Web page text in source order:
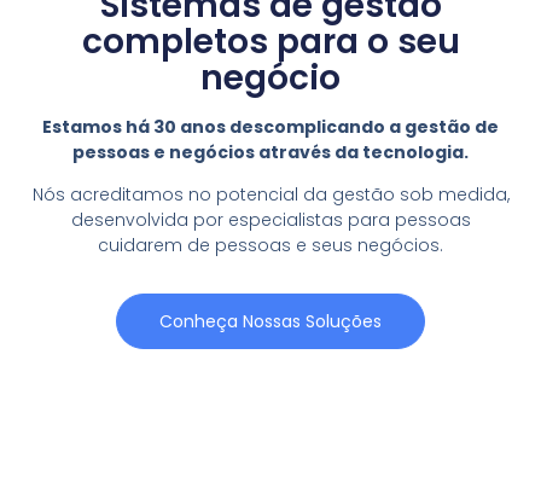
completos para o seu
negócio
Estamos há 30 anos descomplicando a gestão de
pessoas e negócios através da tecnologia.
Nós acreditamos no potencial da gestão sob medida,
desenvolvida por especialistas para pessoas
cuidarem de pessoas e seus negócios.
Conheça Nossas Soluções